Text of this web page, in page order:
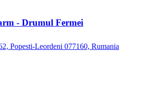
- Drumul Fermei
Popesti-Leordeni 077160, Rumania